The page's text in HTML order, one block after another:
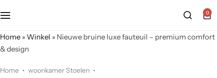
0
Home »Winkel » Nieuwe bruine luxe fauteuil – premium comfort
& design
Home
woonkamer Stoelen